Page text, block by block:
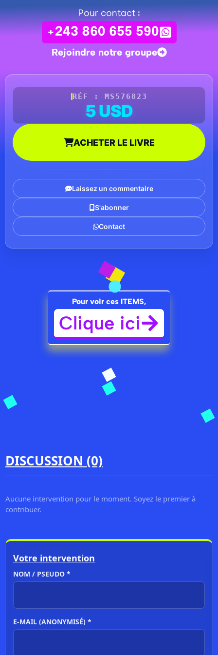
Pour contact :
+243 860 655 590
Rejoindre notre groupe
RÉF : MS576823
5 USD
ACHETER LE LIVRE
Laissez un commentaire
S'abonner
Contact
Pour voir ces ITEMS,
Clique ici
DISCUSSION (0)
Aucune intervention pour le moment. Soyez le premier à
contribuer.
Votre intervention
NOM / PSEUDO *
E-MAIL (ANONYMISÉ) *